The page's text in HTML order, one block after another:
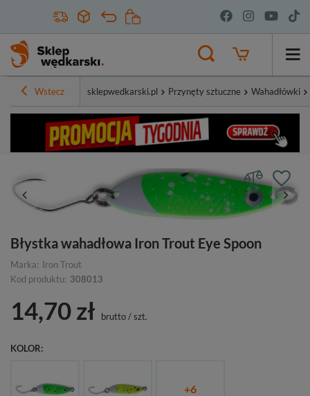
Wstecz sklepwedkarski.pl Przynęty sztuczne Wahadłówki
Błystka wahadłowa Iron Trout Eye Spoon
Marka: Iron Trout
Kod produktu: 308013
14,70 zł brutto/szt.
KOLOR
+6